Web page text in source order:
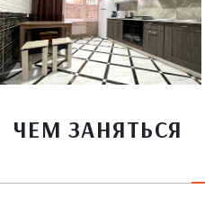
ЧЕМ ЗАНЯТЬСЯ